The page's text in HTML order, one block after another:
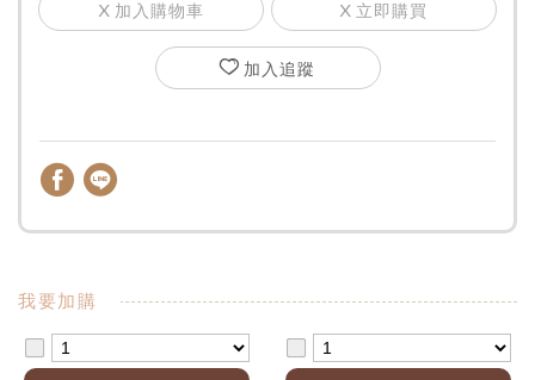
加入購物車 立即購買
加入追蹤
我要加購